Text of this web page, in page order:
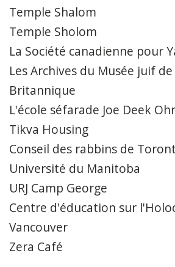
Temple Shalom
Temple Sholom
La Société canadienne pour
Les Archives du Musée juif
Britannique
L'école séfarade Joe Deek
Tikva Housing
Conseil des rabbins de
Université du Manitoba
URJ Camp George
Centre d'éducation sur
Vancouver
Zera Café